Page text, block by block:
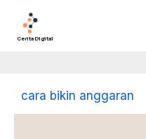
kontenCerita Digital
cara bikin anggaran